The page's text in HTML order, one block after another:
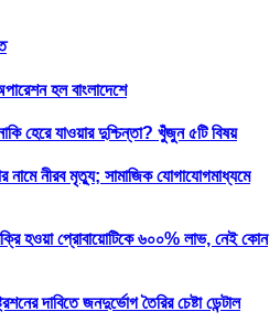
হল বাংলাদেশে
হেরে যাওয়ার দুশ্চিন্তা? খুঁজুন ৫টি বিষয়
নামে নীরব মৃত্যু; সামাজিক যোগাযোগমাধ্যমে
হওয়া প্রোবায়োটিকে ৬০০% লাভ, নেই কোন
দাবিতে জনদুর্ভোগ তৈরির চেষ্টা ডেন্টাল